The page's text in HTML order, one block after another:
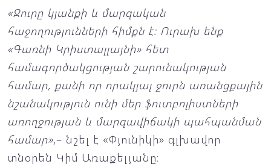
«Ջուրը կյանքի և մարզական
հաջողությունների հիմքն է։ Ուրախ ենք
«Գառնի Կրիստալլայնի» հետ
համագործակցության շարունակության
համար, քանի որ որակյալ ջուրն առանցքային
նշանակություն ունի մեր ֆուտբոլիստների
առողջության և մարզավիճակի պահպանման
համար»,– նշել է «Փյունիկի» գլխավոր
տնօրեն Կիմ Առաքելյանը։